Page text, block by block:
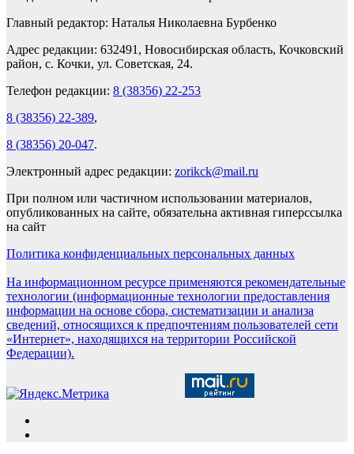
Главный редактор: Наталья Николаевна Бурбенко
Адрес редакции: 632491, Новосибирская область, Кочковский
район, с. Кочки, ул. Советская, 24.
Телефон редакции: 8 (38356) 22-253
8 (38356) 22-389,
8 (38356) 20-047.
Электронный адрес редакции: zorikck@mail.ru
При полном или частичном использовании материалов,
опубликованных на сайте, обязательна активная гиперссылка
на сайт
Политика конфиденциальных персональных данных
На информационном ресурсе применяются рекомендательные
технологии (информационные технологии предоставления
информации на основе сбора, систематизации и анализа
сведений, относящихся к предпочтениям пользователей сети
«Интернет», находящихся на территории Российской
Федерации).